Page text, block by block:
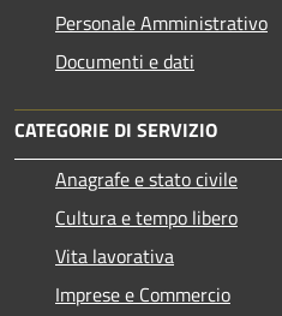
Personale Amministrativo
Documenti e dati
CATEGORIE DI SERVIZIO
Anagrafe e stato civile
Cultura e tempo libero
Vita lavorativa
Imprese e Commercio